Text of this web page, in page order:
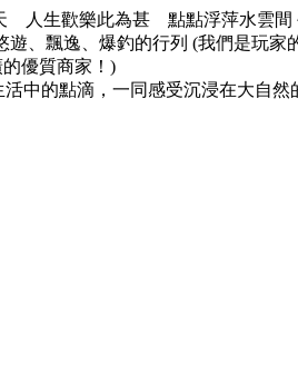
人生歡樂此為甚 點點浮萍水雲間
、飄逸、爆釣的行列 (我們是玩
優質商家！)
中的點滴，一同感受沉浸在大自然